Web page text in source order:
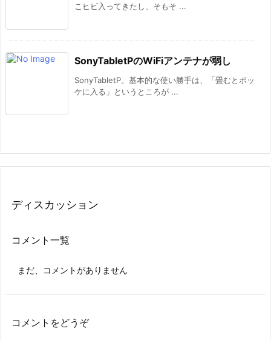
こヒビ入ってきたし、そもそ ...
SonyTabletPのWiFiアンテナが弱し
SonyTabletP。基本的な使い勝手は、「畳むとポッ
ケに入る」というところが ...
ディスカッション
コメント一覧
まだ、コメントがありません
コメントをどうぞ